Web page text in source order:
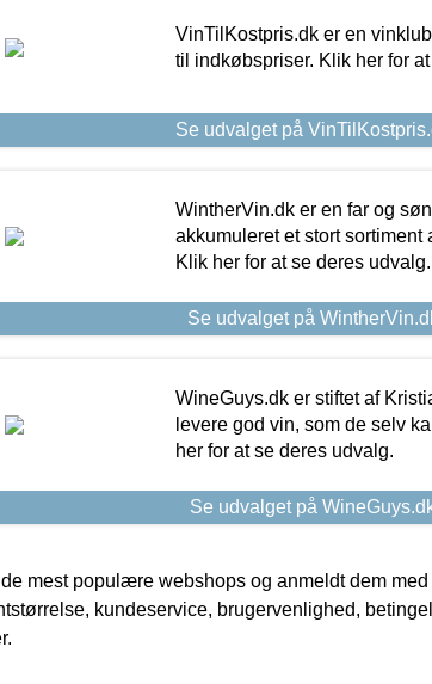
VinTilKostpris.dk er en
til indkøbspriser. Klik her for
Se udvalget på
WintherVin.dk er en far og
akkumuleret et stort
Klik her for at se deres udvalg.
Se udvalget på
WineGuys.dk er stiftet af
levere god vin, som de selv
her for at se deres udvalg.
Se udvalget på
mest populære webshops og anmeldt dem
kundeservice, brugervenlighed,